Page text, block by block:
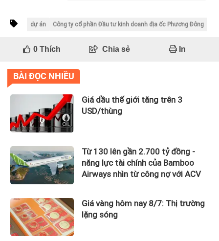
dự án Công ty cổ phần Đầu tư kinh doanh địa ốc Phương Đông
0Thích Chia sẻ In
BÀI ĐỌC NHIỀU
Giá dầu thế giới tăng trên 3
USD/thùng
Từ 130 lên gần 2.700 tỷ đồng -
năng lực tài chính của Bamboo
Airways nhìn từ công nợ với ACV
Giá vàng hôm nay 8/7: Thị trường
lặng sóng